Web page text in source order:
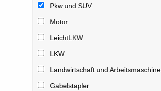
Pkw und SUV
Motor
LeichtLKW
LKW
Landwirtschaft und Arbeitsmaschine
Gabelstapler